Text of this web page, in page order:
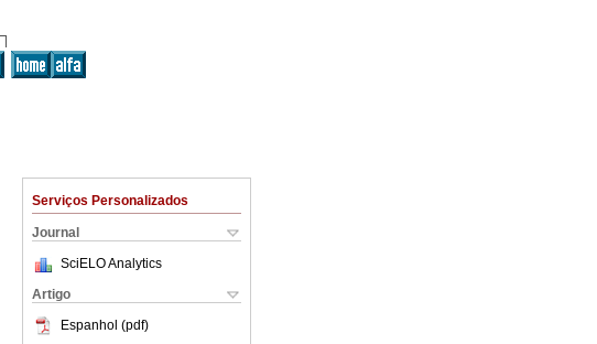
Serviços Personalizados
Journal
SciELO Analytics
Artigo
Espanhol (pdf)